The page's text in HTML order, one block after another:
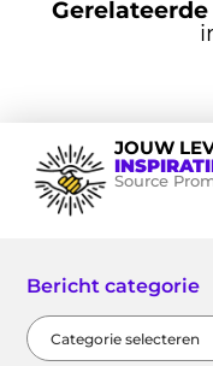
JOUW
Source
Bericht categorie